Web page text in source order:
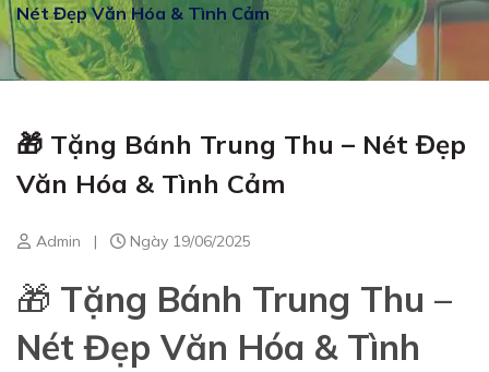
Nét Đẹp Văn Hóa & Tình Cảm
🎁 Tặng Bánh Trung Thu – Nét Đẹp
Văn Hóa & Tình Cảm
Admin | Ngày 19/06/2025
🎁 Tặng Bánh Trung Thu –
Nét Đẹp Văn Hóa & Tình